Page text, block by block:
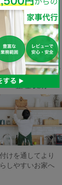
の種類
下記となります。
整理収納
けを通してより
しやすいお家へ